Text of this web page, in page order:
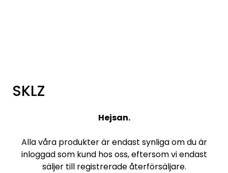
SKLZ
Hejsan.
Alla våra produkter är endast synliga om du är
inloggad som kund hos oss, eftersom vi endast
säljer till registrerade återförsäljare.
Mediaportalen